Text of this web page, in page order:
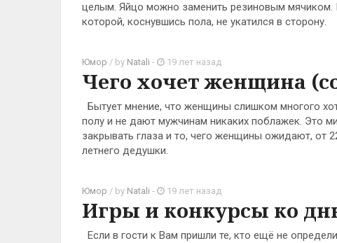
целым. Яйцо можно заменить резиновым мячиком.
которой, коснувшись пола, не укатился в сторону.
Юмор / by Natali - 19 лет назад
Чего хочет женщина
Бытует мнение, что женщины слишком многого
полу и не дают мужчинам никаких поблажек. Это
закрывать глаза и то, чего женщины ожидают, от
летнего дедушки.
Юмор / by Natali - 19 лет назад
Игры и конкурсы ко
Если в гости к Вам пришли те, кто ещё не